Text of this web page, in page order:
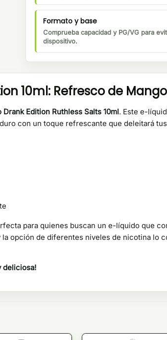
Formato y base
Comprueba capacidad y PG/VG para
dispositivo.
10ml: Refresco de
Drank Edition Ruthless Salts 10ml. Este e-
con un toque refrescante que deleitará
para quienes buscan un e-líquido que
opción de diferentes niveles de nicotina lo
deliciosa!